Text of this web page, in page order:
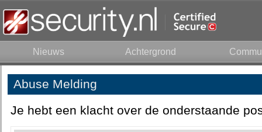
Nieuws Achtergrond
Abuse Melding
Je hebt een klacht over de onderstaande